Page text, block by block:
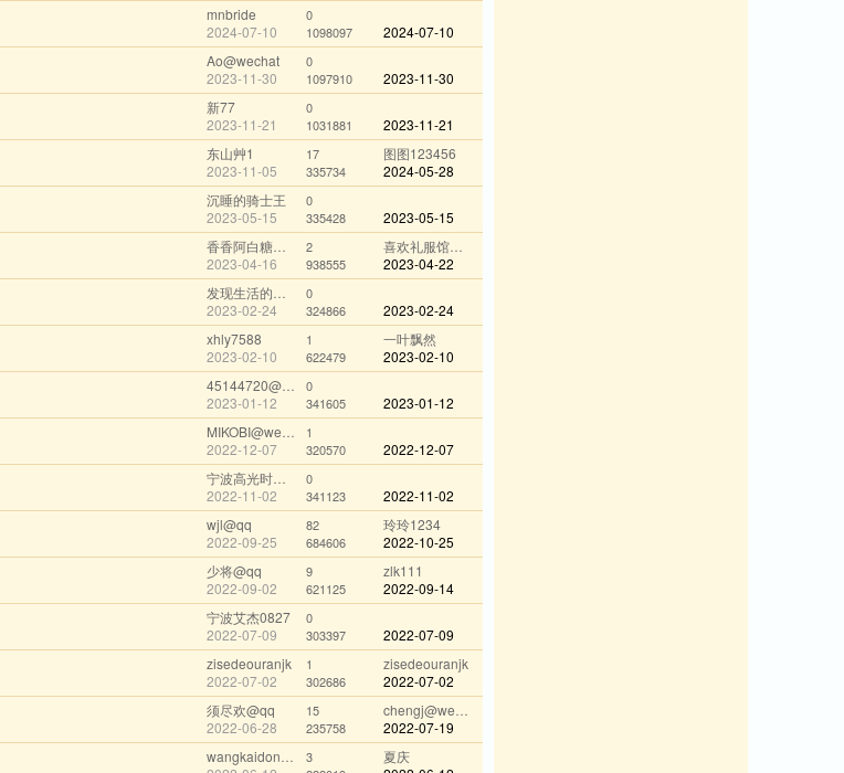
mnbride
2024-07-10
0
1098097
2024-07-10
Ao@wechat
2023-11-30
0
1097910
2023-11-30
新77
2023-11-21
0
1031881
2023-11-21
东山艸1
2023-11-05
17
335734
图图123456
2024-05-28
沉睡的骑士王
2023-05-15
0
335428
2023-05-15
2023-04-16
2
938555
2023-04-22
2023-02-24
0
324866
2023-02-24
xhly7588
2023-02-10
1
622479
一叶飘然
2023-02-10
2023-01-12
0
341605
2023-01-12
2022-12-07
1
320570
2022-12-07
2022-11-02
0
341123
2022-11-02
wjl@qq
2022-09-25
82
684606
玲玲1234
2022-10-25
少将@qq
2022-09-02
9
621125
zlk111
2022-09-14
宁波艾杰0827
2022-07-09
0
303397
2022-07-09
zisedeouranjk
2022-07-02
1
302686
zisedeouranjk
2022-07-02
须尽欢@qq
2022-06-28
15
235758
2022-07-19
3
夏庆